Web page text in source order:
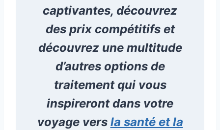
captivantes, découvrez
des prix compétitifs et
découvrez une multitude
d’autres options de
traitement qui vous
inspireront dans votre
voyage vers la santé et la